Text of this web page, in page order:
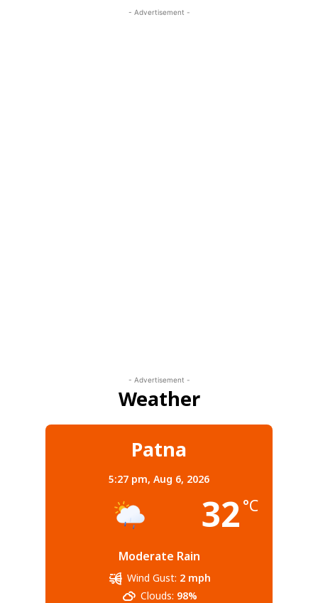
- Advertisement -
- Advertisement -
Weather
Patna
5:27 pm, Aug 6, 2026
32 °C
Moderate Rain
Wind Gust: 2 mph
Clouds: 98%